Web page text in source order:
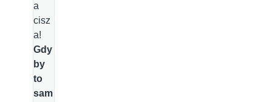
a
cisz
a!
Gdy
by
to
sam